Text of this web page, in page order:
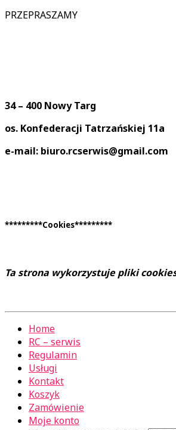
PRZEPRASZAMY
34 – 400 Nowy Targ
os. Konfederacji Tatrzańskiej 11a
e-mail: biuro.rcserwis@gmail.com
*********Cookies*********
Ta strona wykorzystuje pliki
Home
RC – serwis
Regulamin
Usługi
Kontakt
Koszyk
Zamówienie
Moje konto